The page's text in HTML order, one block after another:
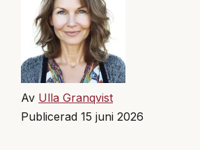
Av Ulla Granqvist
Publicerad 15 juni 2026